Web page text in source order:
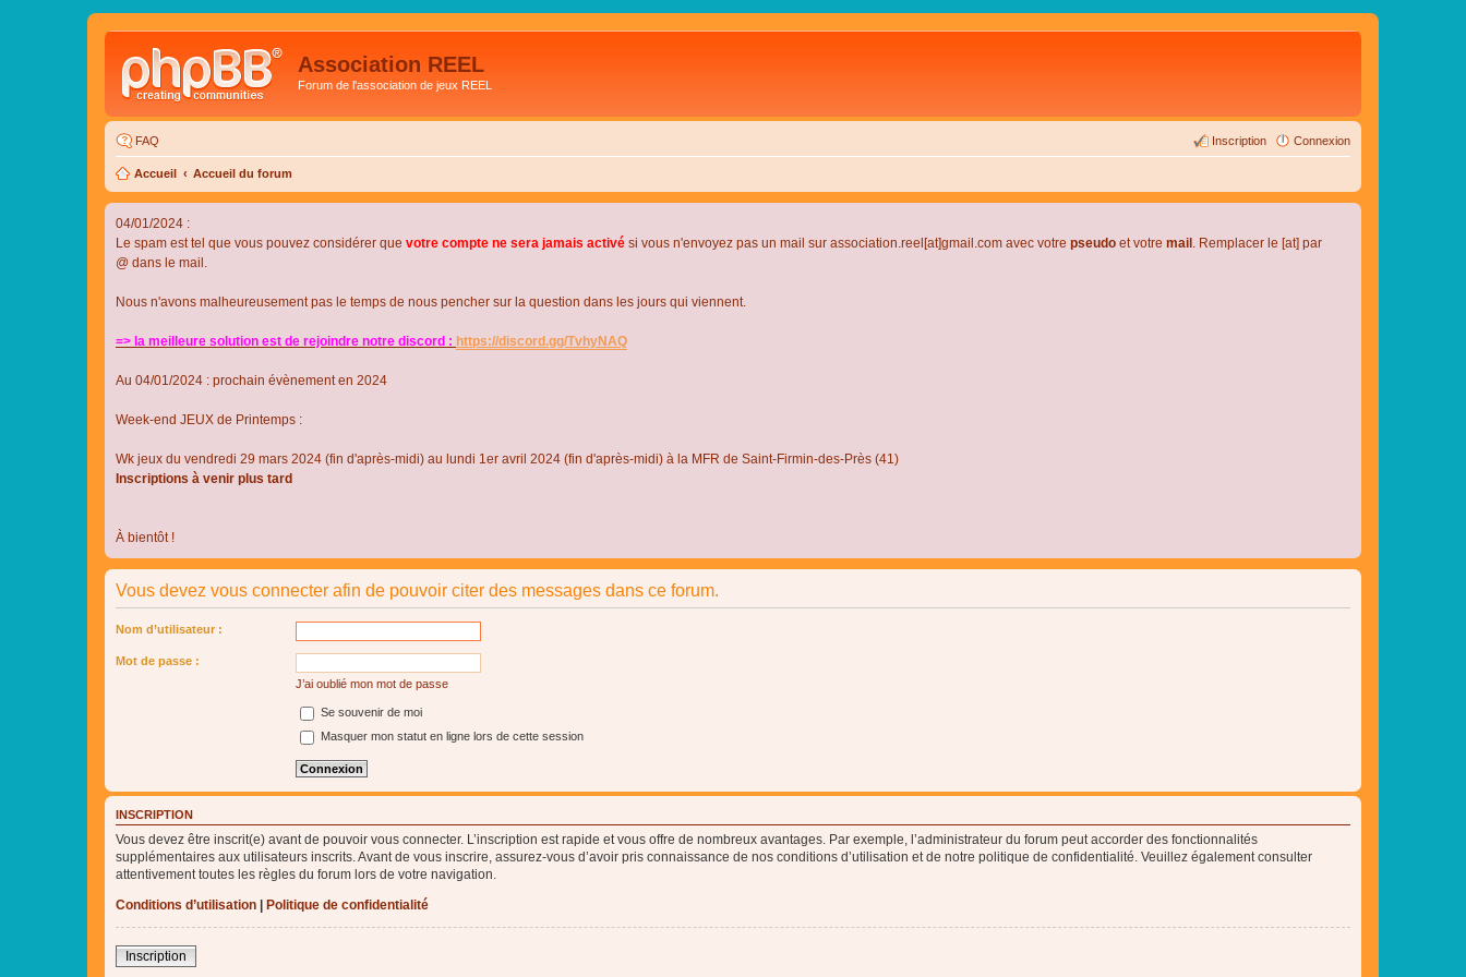
Association REEL
Forum de l'association de jeux REEL
FAQ Connexion
Inscription
Accueil Accueil du forum
04/01/2024 :
Le spam est tel que vous pouvez considérer que votre compte ne sera jamais activé si vous n'envoyez pas un mail sur association.reel[at]gmail.com avec votre pseudo et votre mail . Remplacer le [at] par
@ dans le mail.
Nous n'avons malheureusement pas le temps de nous pencher sur la question dans les jours qui viennent.
=> la meilleure solution est de rejoindre notre discord : https://discord.gg/TvhyNAQ
Au 04/01/2024 : prochain évènement en 2024
Week-end JEUX de Printemps :
Wk jeux du vendredi 29 mars 2024 (fin d'après-midi) au lundi 1er avril 2024 (fin d'après-midi) à la MFR de Saint-Firmin-des-Près (41)
Inscriptions à venir plus tard
À bientôt !
Vous devez vous connecter afin de pouvoir citer des messages dans ce forum.
Nom d’utilisateur :
Mot de passe :
J’ai oublié mon mot de passe
Se souvenir de moi
Masquer mon statut en ligne lors de cette session
INSCRIPTION
Vous devez être inscrit(e) avant de pouvoir vous connecter. L’inscription est rapide et vous offre de nombreux avantages. Par exemple, l’administrateur du forum peut accorder des fonctionnalités
supplémentaires aux utilisateurs inscrits. Avant de vous inscrire, assurez-vous d’avoir pris connaissance de nos conditions d’utilisation et de notre politique de confidentialité. Veuillez également consulter
attentivement toutes les règles du forum lors de votre navigation.
Conditions d’utilisation
Politique de confidentialité
Inscription